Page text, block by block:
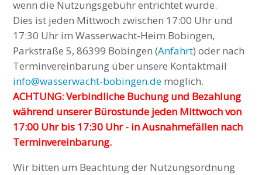
wenn die Nutzungsgebühr entrichtet wurde.
Dies ist jeden Mittwoch zwischen 17:00 Uhr und
17:30 Uhr im Wasserwacht-Heim Bobingen,
Parkstraße 5, 86399 Bobingen (Anfahrt) oder nach
Terminvereinbarung über unsere Kontaktmail
info@wasserwacht-bobingen.de möglich.
ACHTUNG: Verbindliche Buchung und Bezahlung
während unserer Bürostunde jeden Mittwoch von
17:00 Uhr bis 17:30 Uhr - in Ausnahmefällen nach
Terminvereinbarung.
Wir bitten um Beachtung der Nutzungsordnung